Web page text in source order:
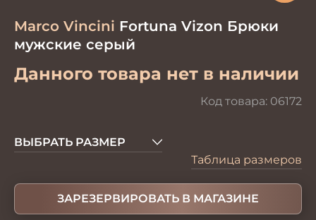
Marco Vincini Fortuna Vizon Брюки
мужские серый
Данного товара нет в наличии
Код товара: 06172
ВЫБРАТЬ РАЗМЕР
Таблица размеров
ЗАРЕЗЕРВИРОВАТЬ В МАГАЗИНЕ